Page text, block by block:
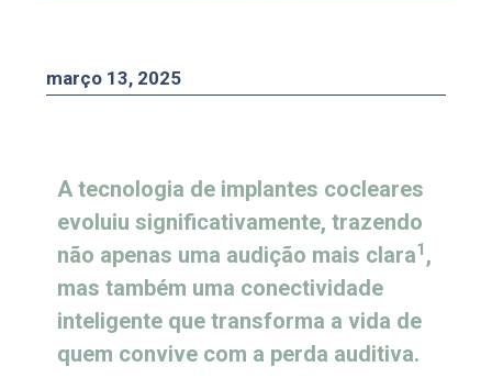
março 13, 2025
A tecnologia de implantes cocleares
evoluiu significativamente, trazendo
não apenas uma audição mais clara1 ,
mas também uma conectividade
inteligente que transforma a vida de
quem convive com a perda auditiva.